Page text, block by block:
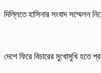
দিল্লিতে হাসিনার সংবাদ সম্মেলন
দেশে ফিরে বিচারের মুখোমুখি হতে